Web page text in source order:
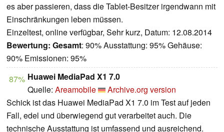
es aber passieren, dass die Tablet-Besitzer irgendwann mit
Einschränkungen leben müssen.
Einzeltest, online verfügbar, Sehr kurz, Datum: 12.08.2014
Bewertung: Gesamt: 90% Ausstattung: 95% Gehäuse:
90% Emissionen: 95%
87% Huawei MediaPad X1 7.0
Quelle: Areamobile
Archive.org version
Schick ist das Huawei MediaPad X1 7.0 im Test auf jeden
Fall, edel und überwiegend gut verarbeitet auch. Die
technische Ausstattung ist umfassend und ausreichend.